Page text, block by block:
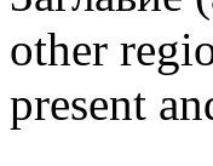
other
present